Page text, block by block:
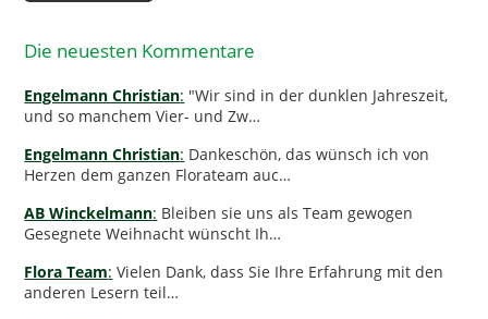
Die neuesten Kommentare
Engelmann Christian: "Wir sind in der dunklen Jahreszeit,
und so manchem Vier- und Zw…
Engelmann Christian: Dankeschön, das wünsch ich von
Herzen dem ganzen Florateam auc…
AB Winckelmann: Bleiben sie uns als Team gewogen
Gesegnete Weihnacht wünscht Ih…
Flora Team: Vielen Dank, dass Sie Ihre Erfahrung mit den
anderen Lesern teil…